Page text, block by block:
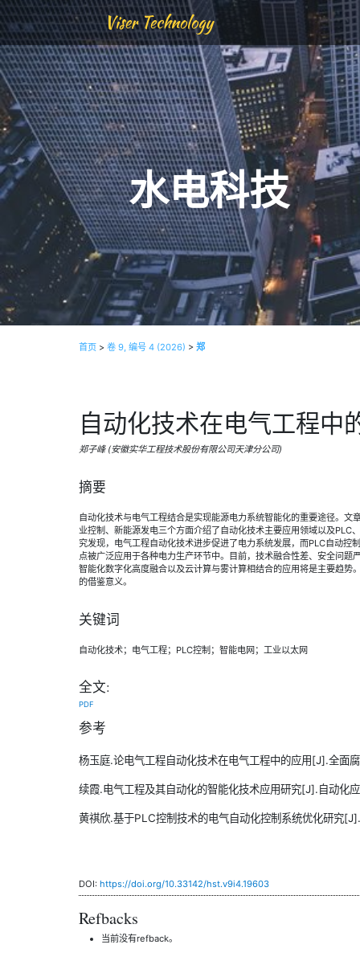
Viser Technology
水电科技
首页 > 卷 9, 编号 4 (2026) > 郑
自动化技术在电气工程中
郑子峰 (安徽实华工程技术股份有限公司天津分公司)
摘要
自动化技术与电气工程结合是实现能源电力系统智能化的重要途径。
业控制、新能源发电三个方面介绍了自动化技术主要应用领域以及PLC
究发现，电气工程自动化技术进步促进了电力系统发展，而PLC自动控
点被广泛应用于各种电力生产环节中。目前，技术融合性差、安全问
智能化数字化高度融合以及云计算与雾计算相结合的应用将是主要趋势
的借鉴意义。
关键词
自动化技术；电气工程；PLC控制；智能电网；工业以太网
全文:
PDF
参考
杨玉庭.论电气工程自动化技术在电气工程中的应用[J].全
续霞.电气工程及其自动化的智能化技术应用研究[J].自动
黄祺欣.基于PLC控制技术的电气自动化控制系统优化研究
DOI: https://doi.org/10.33142/hst.v9i4.19603
Refbacks
当前没有refback。